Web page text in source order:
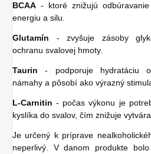
BCAA - ktoré znižujú
energiu a silu.
Glutamín - zvyšuje zásoby
ochranu svalovej hmoty.
Taurin - podporuje hydratáciu
námahy a pôsobí ako výrazný
L-Carnitin - počas výkonu je
kyslíka do svalov, čím znižuje
Je určený k príprave
neperlivý. V danom produkte